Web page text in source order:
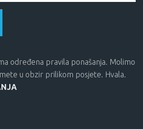
određena pravila ponašanja. Molimo
u obzir prilikom posjete. Hvala.